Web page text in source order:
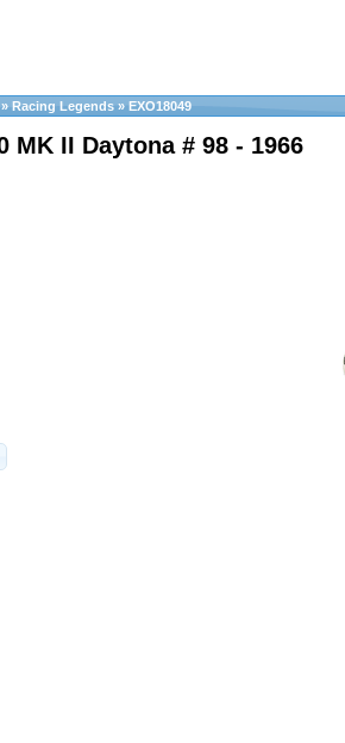
» Racing Legends » EXO18049
MK II Daytona # 98 - 1966